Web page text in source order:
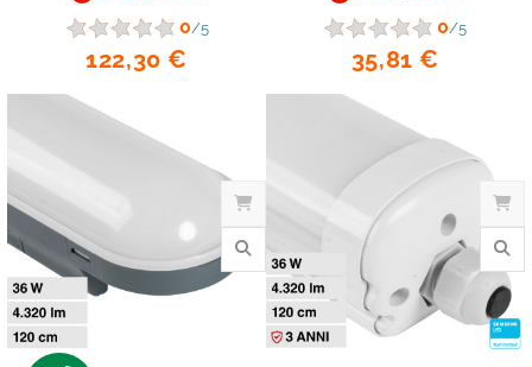
0/5
122,30 €
0/5
35,81 €